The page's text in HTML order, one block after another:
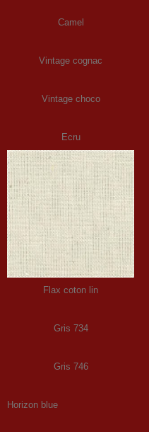
Camel
Vintage cognac
Vintage choco
Ecru
Flax coton lin
Gris 734
Gris 746
Horizon blue